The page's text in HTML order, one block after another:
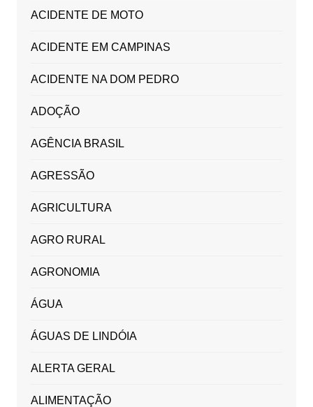
ACIDENTE DE MOTO
ACIDENTE EM CAMPINAS
ACIDENTE NA DOM PEDRO
ADOÇÃO
AGÊNCIA BRASIL
AGRESSÃO
AGRICULTURA
AGRO RURAL
AGRONOMIA
ÁGUA
ÁGUAS DE LINDÓIA
ALERTA GERAL
ALIMENTAÇÃO